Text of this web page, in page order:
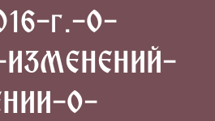
г.-О-
ИЗМЕНЕНИЙ-
О-